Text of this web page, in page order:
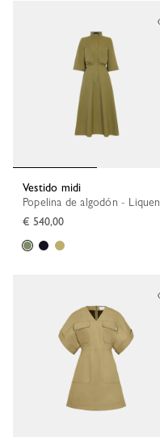
Vestido midi
Popelina de algodón - Liquen
€ 540,00